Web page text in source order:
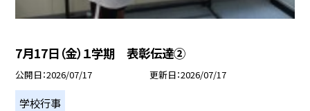
7月17日（金）１学期 表彰伝達②
公開日 2026/07/17 更新日 2026/07/17
学校行事